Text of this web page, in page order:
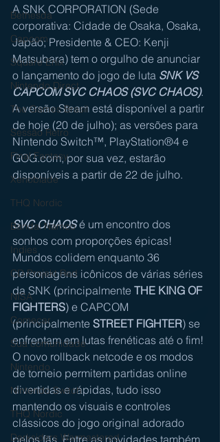
Bethesda
Capcom
Square Enix
Nintendo Direct
The Games Brasil
Sessão Retro
Final Fantasy
Xenoblade
THQ Nordic
Bandai Namco
Indies
CD Projekt Red
NISA
Começar
Sua comunidade
Nintendo
Nintendo Switch
THQ Nordic
Darksiders Warmastered
A SNK CORPORATION (Sede
corporativa: Cidade de Osaka, Osaka,
Japão; Presidente & CEO: Kenji
Matsubara) tem o orgulho de anunciar
o lançamento do jogo de luta SNK VS
CAPCOM SVC CHAOS (SVC CHAOS).
A versão Steam está disponível a partir
de hoje (20 de julho); as versões para
Nintendo Switch™, PlayStation®4 e
GOG.com, por sua vez, estarão
disponíveis a partir de 22 de julho.
SVC CHAOS é um encontro dos
sonhos com proporções épicas!
Mundos colidem enquanto 36
personagens icônicos de várias séries
da SNK (principalmente THE KING OF
FIGHTERS) e CAPCOM
(principalmente STREET FIGHTER) se
enfrentam em lutas frenéticas até o fim!
O novo rollback netcode e os modos
de torneio permitem partidas online
divertidas e rápidas, tudo isso
mantendo os visuais e controles
clássicos do jogo original adorado
pelos fãs. Entre as novidades também